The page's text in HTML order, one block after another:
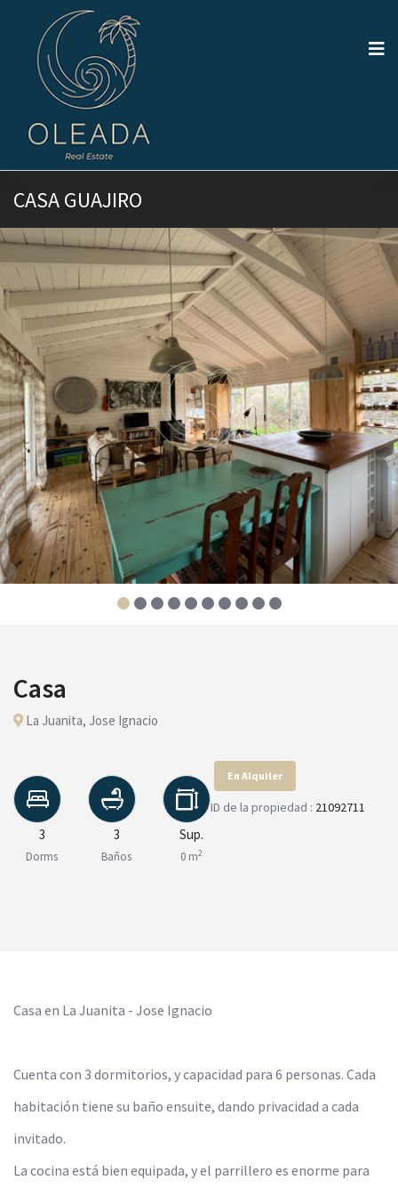
CASA GUAJIRO
Casa
La Juanita, Jose Ignacio
3
Dorms
3
Baños
Sup.
0 m2
En Alquiler
ID de la propiedad : 21092711
Casa en La Juanita - Jose Ignacio
Cuenta con 3 dormitorios, y capacidad para 6 personas. Cada
habitación tiene su baño ensuite, dando privacidad a cada
invitado.
La cocina está bien equipada, y el parrillero es enorme para